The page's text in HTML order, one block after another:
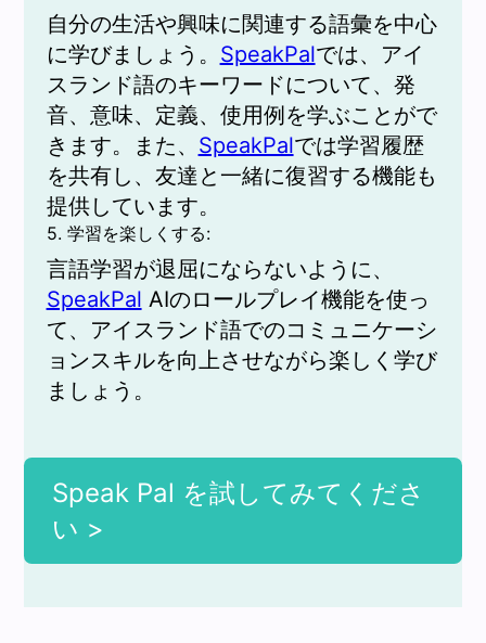
自分の生活や興味に関連する語彙を中心
に学びましょう。 SpeakPalでは、アイ
スランド語のキーワードについて、発
音、意味、定義、使用例を学ぶことがで
きます。また、 SpeakPalでは学習履歴
を共有し、友達と一緒に復習する機能も
提供しています。
5. 学習を楽しくする:
言語学習が退屈にならないように、
SpeakPal AIのロールプレイ機能を使っ
て、アイスランド語でのコミュニケーシ
ョンスキルを向上させながら楽しく学び
ましょう。
Speak Pal を試してみてくださ
い >